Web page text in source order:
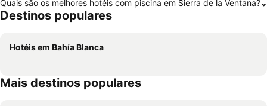
Quais são os melhores hotéis com piscina em Sierra de la Ventana?
Destinos populares
Hotéis em Bahía Blanca
Mais destinos populares